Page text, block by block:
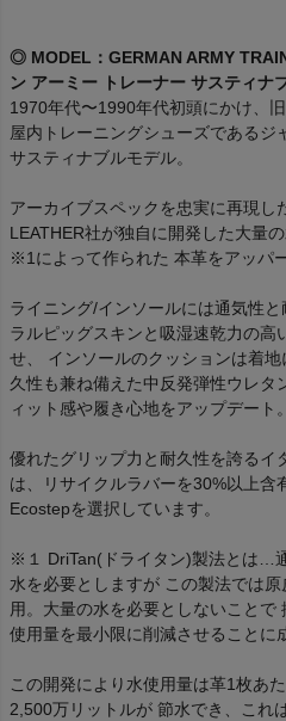
◎ MODEL：GERMAN ARMY
ン アーミー トレーナー サスティ
1970年代〜1990年代初頭にかけ、
屋内トレーニングシューズである
サスティナブルモデル。
アーカイブスペックを忠実に再現
LEATHER社が独自に開発した大量
※1によって作られた 本革をアッパ
ライニング/インソールには通気性
ラルピッグスキンと吸湿速乾力の高
せ、 インソールのクッションは着
久性も兼ね備えた中反発弾性ウレタ
ィット感や履き心地をアップデート。
優れたグリップ力と耐久性を誇るイ
は、リサイクルラバーを30%以上含
Ecostepを選択しています。
※１ DriTan(ドライタン)製法とは…
水を必要としますが この製法では
用。大量の水を必要としないこと
使用量を最小限に削減させることに
この開発により水使用量は革1枚あ
2,500万リットルが 節水でき、これ